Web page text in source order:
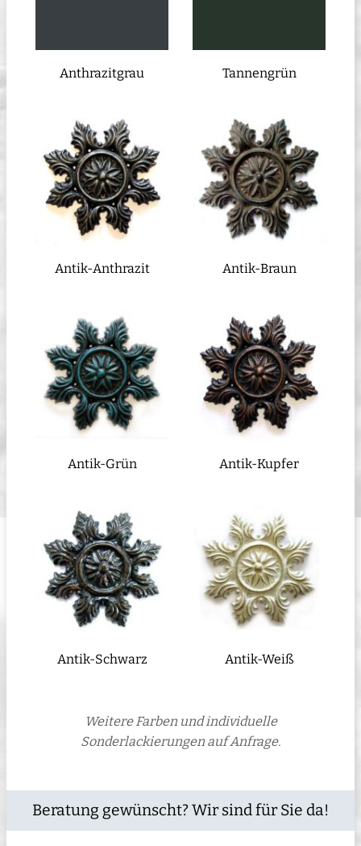
Anthrazitgrau Tannengrün
Antik-Anthrazit Antik-Braun
Antik-Grün Antik-Kupfer
Antik-Schwarz Antik-Weiß
Weitere Farben und individuelle
Sonderlackierungen auf Anfrage.
Beratung gewünscht? Wir sind für Sie da!